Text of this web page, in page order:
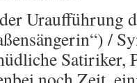
Uraufführung
/
Satiriker,